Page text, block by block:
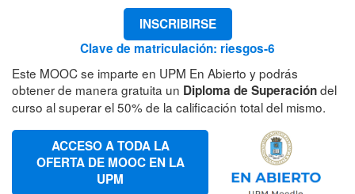
INSCRIBIRSE
Clave de matriculación: riesgos-6
Este MOOC se imparte en UPM En Abierto y podrás
obtener de manera gratuita un Diploma de Superacióndel
curso al superar el 50% de la calificación total del mismo.
ACCESO A TODA LA
OFERTA DE MOOC EN LA
UPM